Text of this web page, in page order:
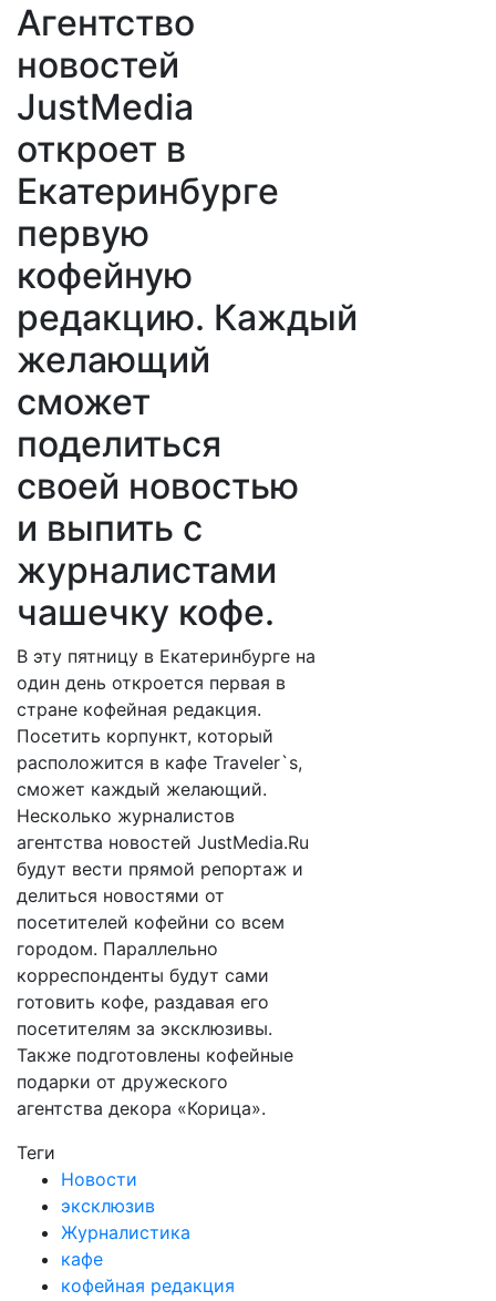
Агентство
новостей
JustMedia
откроет в
Екатеринбурге
первую
кофейную
редакцию. Каждый
желающий
сможет
поделиться
своей новостью
и выпить с
журналистами
чашечку кофе.
В эту пятницу в Екатеринбурге на
один день откроется первая в
стране кофейная редакция.
Посетить корпункт, который
расположится в кафе Traveler`s,
сможет каждый желающий.
Несколько журналистов
агентства новостей JustMedia.Ru
будут вести прямой репортаж и
делиться новостями от
посетителей кофейни со всем
городом. Параллельно
корреспонденты будут сами
готовить кофе, раздавая его
посетителям за эксклюзивы.
Также подготовлены кофейные
подарки от дружеского
агентства декора «Корица».
Теги
Новости
эксклюзив
Журналистика
кафе
кофейная редакция